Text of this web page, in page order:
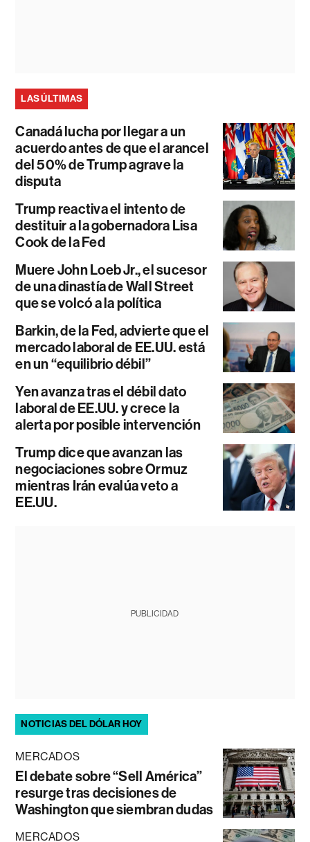
LAS ÚLTIMAS
Canadá lucha por llegar a un
acuerdo antes de que el arancel
del 50% de Trump agrave la
disputa
Trump reactiva el intento de
destituir a la gobernadora Lisa
Cook de la Fed
Muere John Loeb Jr., el sucesor
de una dinastía de Wall Street
que se volcó a la política
Barkin, de la Fed, advierte que el
mercado laboral de EE.UU. está
en un “equilibrio débil”
Yen avanza tras el débil dato
laboral de EE.UU. y crece la
alerta por posible intervención
Trump dice que avanzan las
negociaciones sobre Ormuz
mientras Irán evalúa veto a
EE.UU.
PUBLICIDAD
NOTICIAS DEL DÓLAR HOY
MERCADOS
El debate sobre “Sell América”
resurge tras decisiones de
Washington que siembran dudas
MERCADOS